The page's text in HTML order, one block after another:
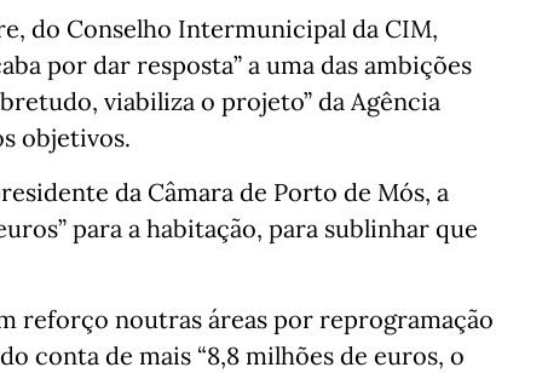
do Conselho Intermunicipal da CIM,
por dar resposta” a uma das ambições
viabiliza o projeto” da Agência
objetivos.
da Câmara de Porto de Mós, a
para a habitação, para sublinhar que
reforço noutras áreas por reprogramação
conta de mais “8,8 milhões de euros, o